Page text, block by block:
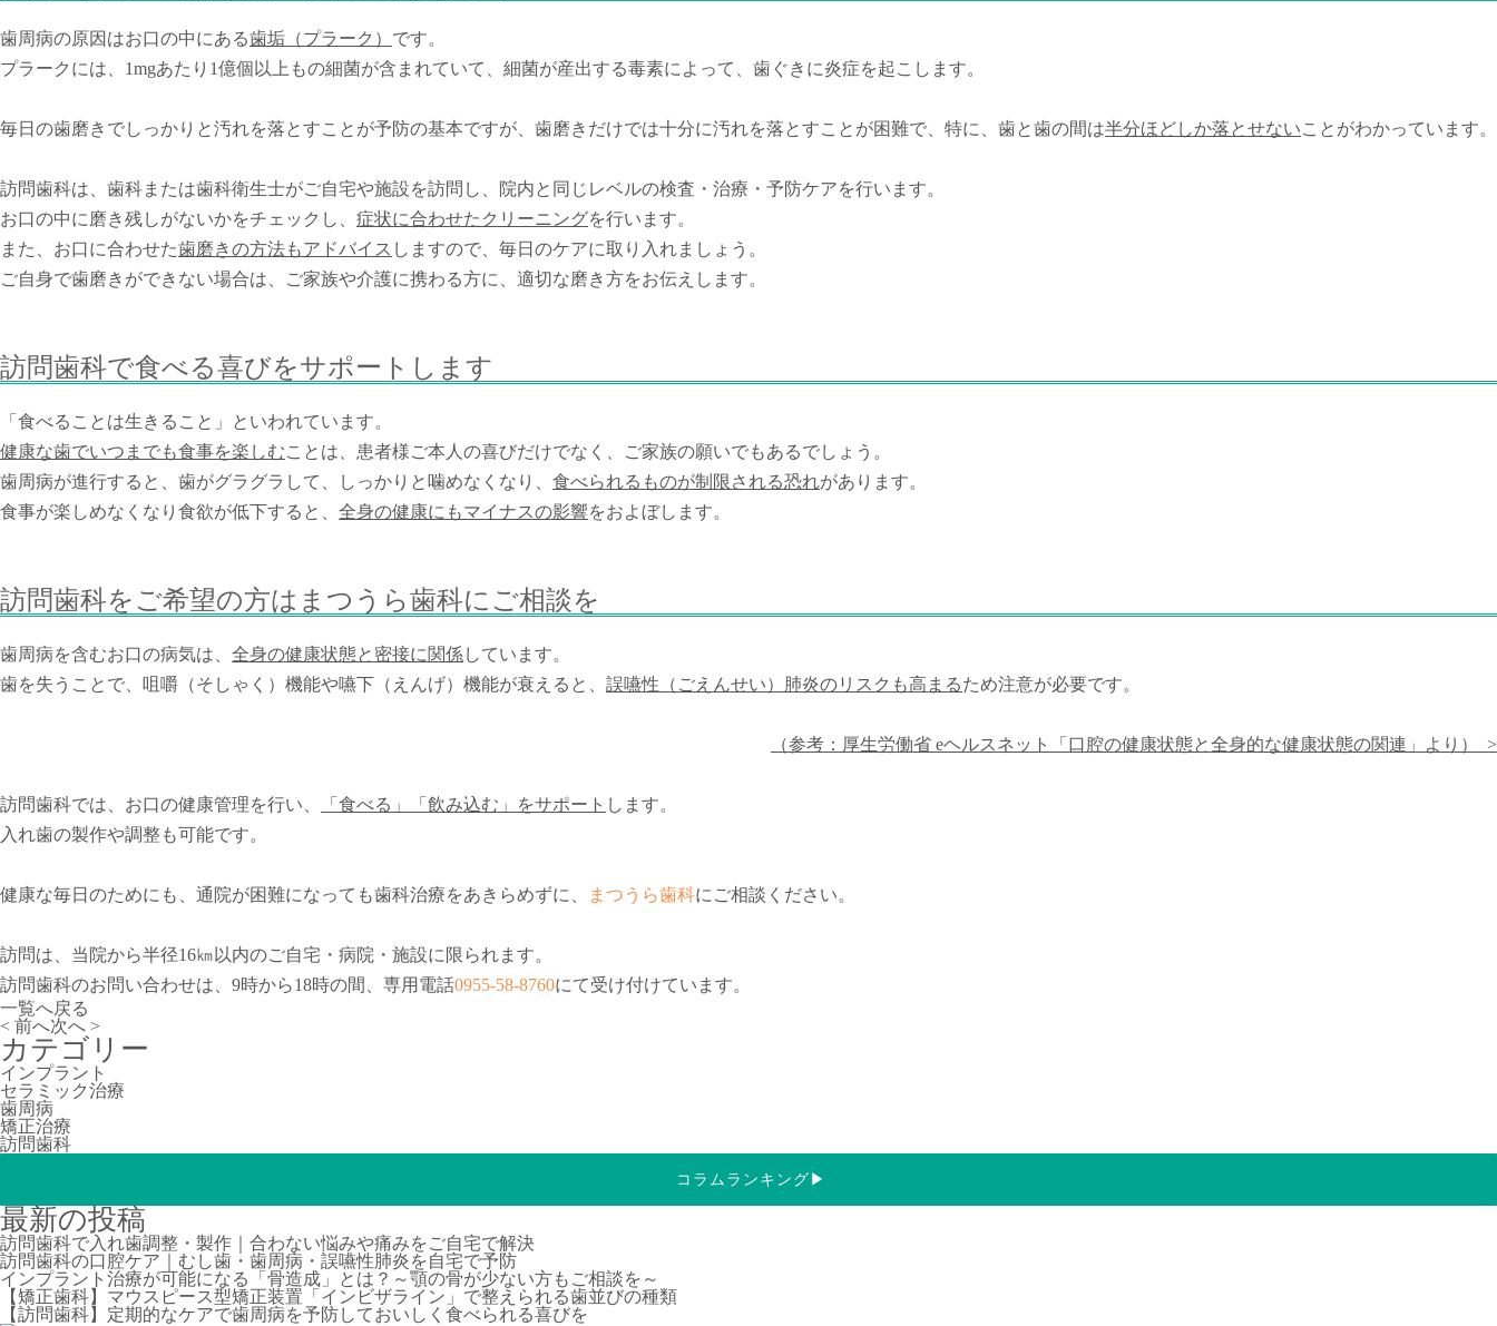
歯周病の原因はお口の中にある歯垢（プラーク） です。
プラークには、1mgあたり1億個以上もの細菌が含まれていて、細菌が産出する毒素によって、歯ぐきに炎症を起こします。
毎日の歯磨きでしっかりと汚れを落とすことが予防の基本ですが、歯磨きだけでは十分に汚れを落とすことが困難で、特に、歯と歯の間は半分ほどしか落とせないことがわかっています。
訪問歯科は、歯科または歯科衛生士がご自宅や施設を訪問し、院内と同じレベルの検査・治療・予防ケアを行います。
お口の中に磨き残しがないかをチェックし、 症状に合わせたクリーニングを行います。
また、お口に合わせた歯磨きの方法もアドバイス しますので、毎日のケアに取り入れましょう。
ご自身で歯磨きができない場合は、ご家族や介護に携わる方に、適切な磨き方をお伝えします。
訪問歯科で食べる喜びをサポートします
「食べることは生きること」といわれています。
健康な歯でいつまでも食事を楽しむことは、患者様ご本人の喜びだけでなく、ご家族の願いでもあるでしょう。
歯周病が進行すると、歯がグラグラして、しっかりと噛めなくなり、 食べられるものが制限される恐れがあります。
食事が楽しめなくなり食欲が低下すると、 全身の健康にもマイナスの影響をおよぼします。
訪問歯科をご希望の方はまつうら歯科にご相談を
歯周病を含むお口の病気は、 全身の健康状態と密接に関係しています。
歯を失うことで、咀嚼（そしゃく）機能や嚥下（えんげ）機能が衰えると、 誤嚥性（ごえんせい）肺炎のリスクも高まるため注意が必要です。
（参考：厚生労働省 eヘルスネット「口腔の健康状態と全身的な健康状態の関連」より） >
訪問歯科では、お口の健康管理を行い、 「食べる」「飲み込む」をサポート します。
入れ歯の製作や調整も可能です。
健康な毎日のためにも、通院が困難になっても歯科治療をあきらめずに、 まつうら歯科にご相談ください。
訪問は、当院から半径16㎞以内のご自宅・病院・施設に限られます。
訪問歯科のお問い合わせは、9時から18時の間、専用電話0955-58-8760にて受け付けています。
一覧へ戻る
< 前へ次へ >
カテゴリー
インプラント
セラミック治療
歯周病
矯正治療
訪問歯科
▶
コラムランキング
最新の投稿
訪問歯科で入れ歯調整・製作｜合わない悩みや痛みをご自宅で解決
訪問歯科の口腔ケア｜むし歯・歯周病・誤嚥性肺炎を自宅で予防
インプラント治療が可能になる「骨造成」とは？～顎の骨が少ない方もご相談を～
【矯正歯科】マウスピース型矯正装置「インビザライン」で整えられる歯並びの種類
【訪問歯科】定期的なケアで歯周病を予防しておいしく食べられる喜びを